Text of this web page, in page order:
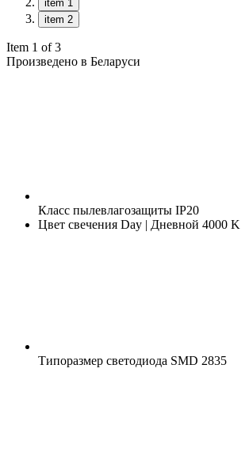
item 1
item 2
Item 1 of 3
Произведено в Беларуси
Класс пылевлагозащиты IP20
Цвет свечения Day | Дневной 4000 K
Типоразмер светодиода SMD 2835